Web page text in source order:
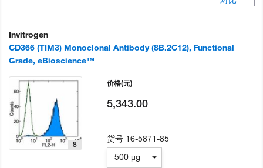
Invitrogen
CD366 (TIM3) Monoclonal Antibody (8B.2C12), Functional
Grade, eBioscience™
8
价格(元)
5,343.00
货号 16-5871-85
500 µg